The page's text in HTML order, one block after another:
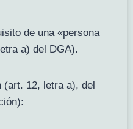
de una «persona
a) del DGA).
(art. 12, letra a), del